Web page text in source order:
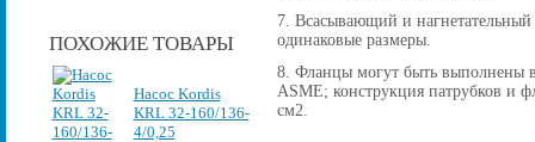
ПОХОЖИЕ ТОВАРЫ
Насос Kordis
KRL 32-160/136-
4/0,25
7. Всасывающий и
одинаковые размеры.
8. Фланцы могут быть выполнены
ASME; конструкция патрубков и
см2.